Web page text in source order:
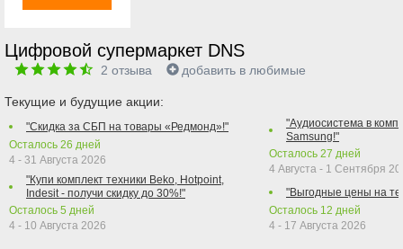
Цифровой супермаркет DNS
2 отзыва добавить в любимые
Текущие и будущие акции:
"Скидка за СБП на товары «Редмонд»!"
Осталось 26 дней
4 - 31 Августа 2026
"Купи комплект техники Beko, Hotpoint,
Indesit - получи скидку до 30%!"
Осталось 5 дней
4 - 10 Августа 2026
"Аудиосистема в
Samsung!"
Осталось 27 дней
4 Августа - 1 Сентября
"Выгодные цены на
Осталось 12 дней
4 - 17 Августа 2026